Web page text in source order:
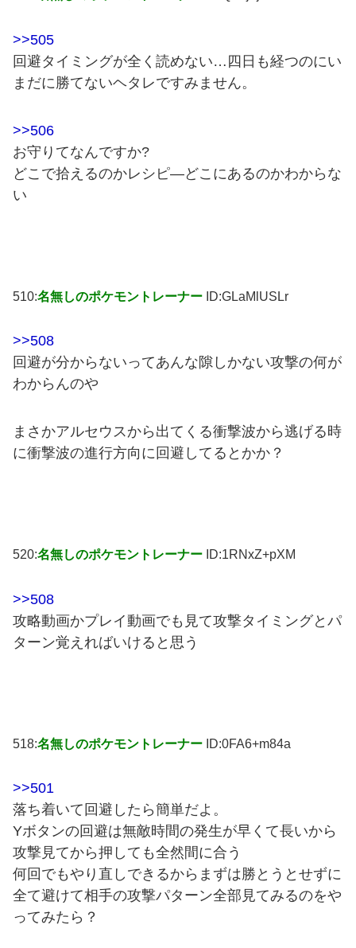
>>505
回避タイミングが全く読めない…四日も経つのにい
まだに勝てないヘタレですみません。
>>506
お守りてなんですか?
どこで拾えるのかレシピ―どこにあるのかわからな
い
510:名無しのポケモントレーナー ID:GLaMlUSLr
>>508
回避が分からないってあんな隙しかない攻撃の何が
わからんのや
まさかアルセウスから出てくる衝撃波から逃げる時
に衝撃波の進行方向に回避してるとかか？
520:名無しのポケモントレーナー ID:1RNxZ+pXM
>>508
攻略動画かプレイ動画でも見て攻撃タイミングとパ
ターン覚えればいけると思う
518:名無しのポケモントレーナー ID:0FA6+m84a
>>501
落ち着いて回避したら簡単だよ。
Yボタンの回避は無敵時間の発生が早くて長いから
攻撃見てから押しても全然間に合う
何回でもやり直しできるからまずは勝とうとせずに
全て避けて相手の攻撃パターン全部見てみるのをや
ってみたら？